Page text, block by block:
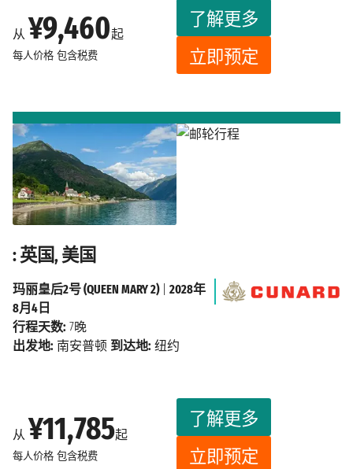
从 ¥9,460起
每人价格 包含税费
了解更多
立即预定
: 英国, 美国
从 ¥11,785起
每人价格 包含税费
了解更多
立即预定
玛丽皇后2号 (QUEEN MARY 2)| 2028年
8月4日
行程天数: 7晚
出发地: 南安普顿 到达地: 纽约